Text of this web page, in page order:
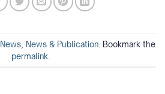
News News & Publication . Bookmark the
permalink